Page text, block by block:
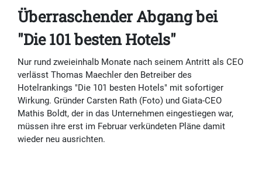
Überraschender Abgang bei
"Die 101 besten Hotels"
Nur rund zweieinhalb Monate nach seinem Antritt als CEO
verlässt Thomas Maechler den Betreiber des
Hotelrankings "Die 101 besten Hotels" mit sofortiger
Wirkung. Gründer Carsten Rath (Foto) und Giata-CEO
Mathis Boldt, der in das Unternehmen eingestiegen war,
müssen ihre erst im Februar verkündeten Pläne damit
wieder neu ausrichten.